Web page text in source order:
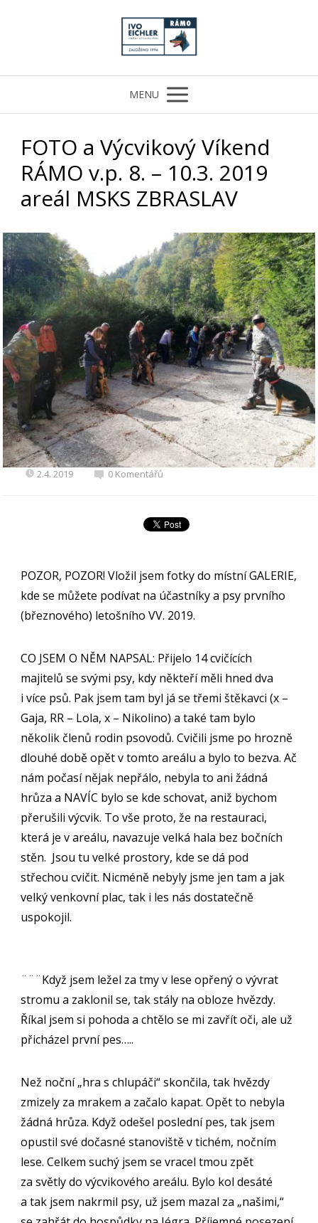
MENU
FOTO a Výcvikový Víkend
RÁMO v.p. 8. – 10.3. 2019
areál MSKS ZBRASLAV
2.4. 2019 0 Komentářů
POZOR, POZOR! Vložil jsem fotky do místní GALERIE,
kde se můžete podívat na účastníky a psy prvního
(březnového) letošního VV. 2019.
CO JSEM O NĚM NAPSAL: Přijelo 14 cvičících
majitelů se svými psy, kdy někteří měli hned dva
i více psů. Pak jsem tam byl já se třemi štěkavci (x –
Gaja, RR – Lola, x – Nikolino) a také tam bylo
několik členů rodin psovodů. Cvičili jsme po hrozně
dlouhé době opět v tomto areálu a bylo to bezva. Ač
nám počasí nějak nepřálo, nebyla to ani žádná
hrůza a NAVÍC bylo se kde schovat, aniž bychom
přerušili výcvik. To vše proto, že na restauraci,
která je v areálu, navazuje velká hala bez bočních
stěn. Jsou tu velké prostory, kde se dá pod
střechou cvičit. Nicméně nebyly jsme jen tam a jak
velký venkovní plac, tak i les nás dostatečně
uspokojil.
¨¨¨Když jsem ležel za tmy v lese opřený o vývrat
stromu a zaklonil se, tak stály na obloze hvězdy.
Říkal jsem si pohoda a chtělo se mi zavřít oči, ale už
přicházel první pes…..
Než noční „hra s chlupáči“ skončila, tak hvězdy
zmizely za mrakem a začalo kapat. Opět to nebyla
žádná hrůza. Když odešel poslední pes, tak jsem
opustil své dočasné stanoviště v tichém, nočním
lese. Celkem suchý jsem se vracel tmou zpět
za světly do výcvikového areálu. Bylo kol desáté
a tak jsem nakrmil psy, už jsem mazal za „našimi,“